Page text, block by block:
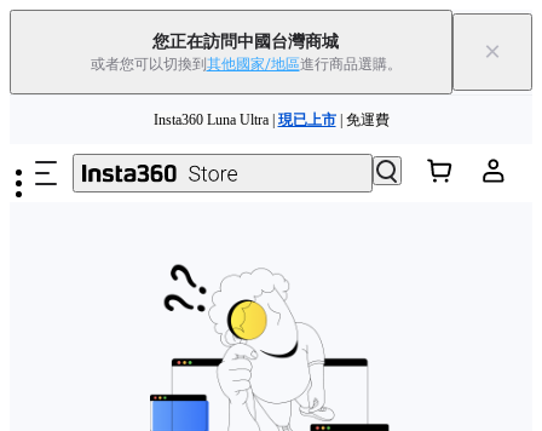
您正在訪問中國台灣商城
或者您可以切換到 其他國家/地區進行商品選購。 ×
88父親節優惠 | 精選商品低至85 折 |立即選購
Insta360 Luna Ultra | 現已上市| 免運費
舊機換新機，享現金回饋或優惠券 了解更多